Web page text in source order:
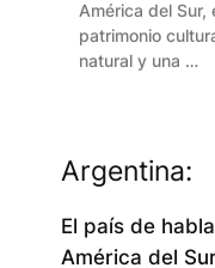
América del Sur,
patrimonio
natural y una …
Argentina:
El país de
América del